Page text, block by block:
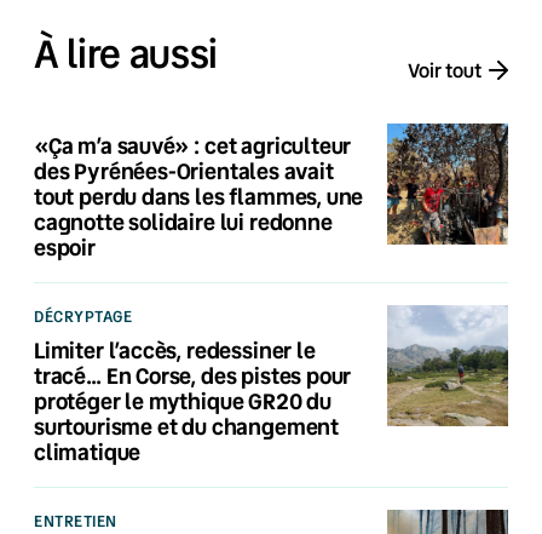
À lire aussi Voir tout
«Ça m’a sauvé» : cet agriculteur
des Pyrénées-Orientales avait
tout perdu dans les flammes, une
cagnotte solidaire lui redonne
espoir
DÉCRYPTAGE
Limiter l’accès, redessiner le
tracé… En Corse, des pistes pour
protéger le mythique GR20 du
surtourisme et du changement
climatique
ENTRETIEN